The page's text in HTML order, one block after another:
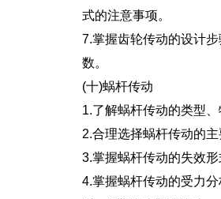
式的注意事项。
7.掌握齿轮传动的设计步
数。
(十)蜗杆传动
1.了解蜗杆传动的类型、
2.合理选择蜗杆传动的主
3.掌握蜗杆传动的失效形
4.掌握蜗杆传动的受力分